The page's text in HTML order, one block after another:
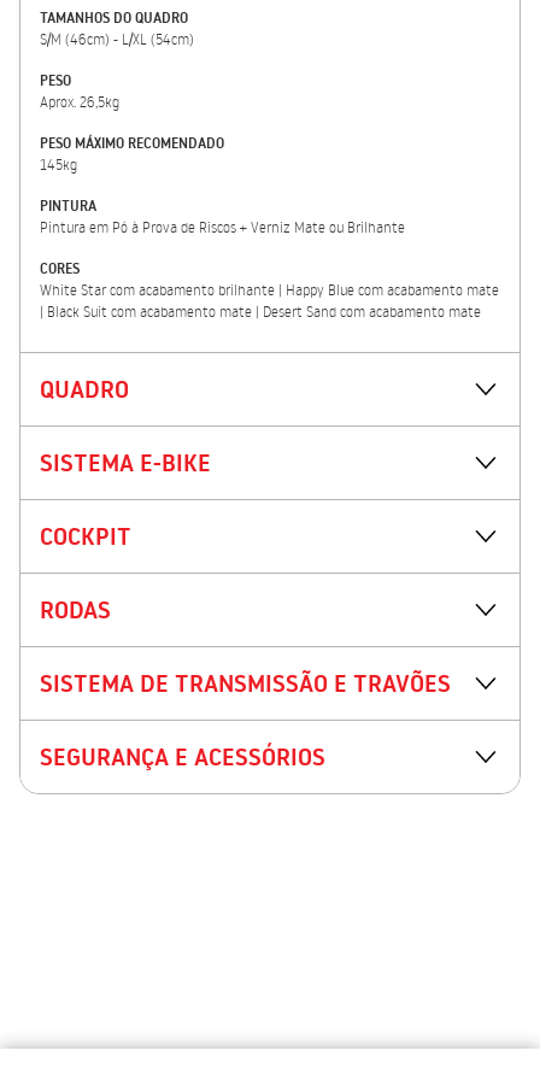
TAMANHOS DO QUADRO
S/M (46cm) - L/XL (54cm)
PESO
Aprox. 26,5kg
PESO MÁXIMO RECOMENDADO
145kg
PINTURA
Pintura em Pó à Prova de Riscos + Verniz Mate ou Brilhante
CORES
White Star com acabamento brilhante | Happy Blue com acabamento mate
| Black Suit com acabamento mate | Desert Sand com acabamento mate
QUADRO
SISTEMA E-BIKE
COCKPIT
RODAS
SISTEMA DE TRANSMISSÃO E TRAVÕES
SEGURANÇA E ACESSÓRIOS